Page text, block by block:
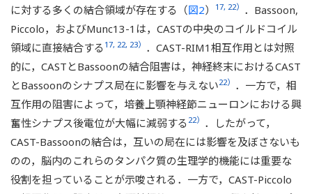
と相互作用する．C末端にはRIM1のPDZドメインとの相互
作用に重要なIWAモチーフ（赤三角）を有している．赤字
のPはリン酸化部位を示している．点線はスプライシング
アイソフォームを示している．（B）CASTおよび（C）
ELKSの免疫電子顕微鏡画像．プレシナプス領域に金粒子
（黒い点）が観察される．scale bar＝100 nm.
に対する多くの結合領域が存在する（図2） 17, 22） ．Bassoon,
Piccolo，およびMunc13-1は，CASTの中央のコイルドコイル
領域に直接結合する 17, 22, 23） ．CAST-RIM1相互作用とは対照
的に，CASTとBassoonの結合阻害は，神経終末におけるCAST
とBassoonのシナプス局在に影響を与えない22） ．一方で，相
互作用の阻害によって，培養上顎神経節ニューロンにおける興
奮性シナプス後電位が大幅に減弱する 22） ．したがって，
CAST-Bassoonの結合は，互いの局在には影響を及ぼさないも
のの，脳内のこれらのタンパク質の生理学的機能には重要な
役割を担っていることが示唆される．一方で，CAST-Piccolo